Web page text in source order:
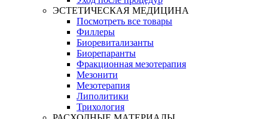
ЭСТЕТИЧЕСКАЯ МЕДИЦИНА
Посмотреть все товары
Филлеры
Биоревитализанты
Биорепаранты
Фракционная мезотерапия
Мезонити
Мезотерапия
Липолитики
Трихология